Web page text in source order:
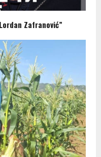
Zafranović”